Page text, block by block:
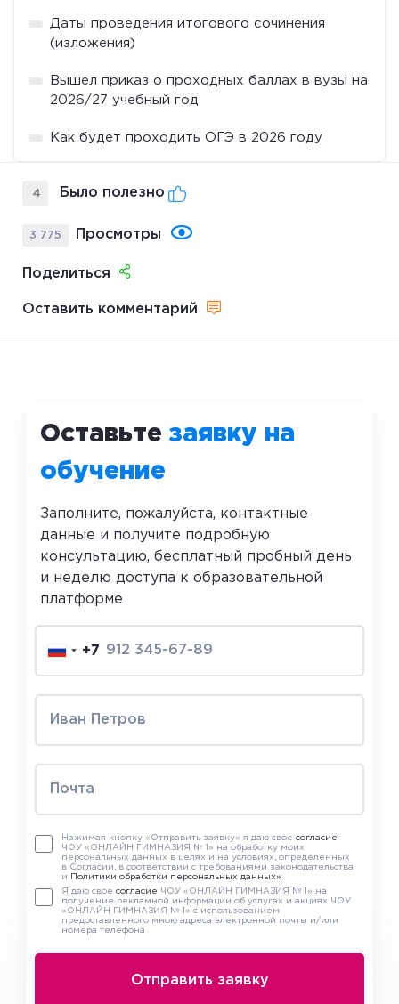
Даты проведения итогового сочинения
(изложения)
Вышел приказ о проходных баллах в вузы на
2026/27 учебный год
Как будет проходить ОГЭ в 2026 году
4 Было полезно
3 775 Просмотры
Поделиться
Оставить комментарий
Оставьтезаявку на
обучение
Заполните, пожалуйста, контактные
данные и получите подробную
консультацию, бесплатный пробный день
и неделю доступа к образовательной
платформе
+7
Нажимая кнопку «Отправить заявку» я даю свое согласие
ЧОУ «ОНЛАЙН ГИМНАЗИЯ № 1» на обработку моих
персональных данных в целях и на условиях, определенных
в Согласии, в соответствии с требованиями законодательства
и
Политики обработки персональных данных»
Я даю свое согласие ЧОУ «ОНЛАЙН ГИМНАЗИЯ № 1» на
получение рекламной информации об услугах и акциях ЧОУ
«ОНЛАЙН ГИМНАЗИЯ № 1» с использованием
предоставленного мною адреса электронной почты и/или
номера телефона